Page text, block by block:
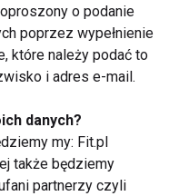
o podanie
poprzez wypełnienie
które należy podać to
i adres e-mail.
danych?
my: Fit.pl
także będziemy
partnerzy czyli